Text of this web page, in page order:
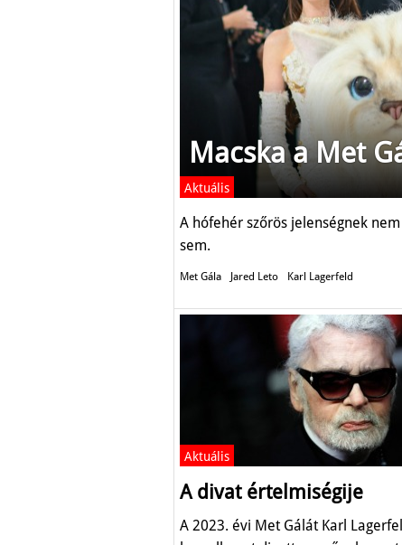
Macska a Met
Aktuális
A hófehér szőrös jelenségnek
sem.
Met Gála Jared Leto Karl Lagerfeld
Aktuális
A divat értelmiségije
A 2023. évi Met Gálát Karl